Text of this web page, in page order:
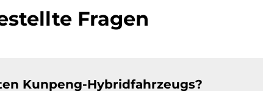
Fragen
Kunpeng-Hybridfahrzeugs?